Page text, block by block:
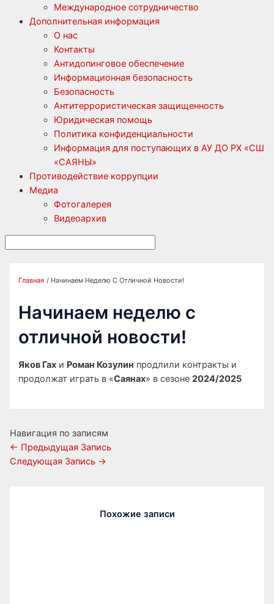
Международное сотрудничество
Дополнительная информация
О нас
Контакты
Антидопинговое обеспечение
Информационная безопасность
Безопасность
Антитеррористическая защищенность
Юридическая помощь
Политика конфиденциальности
Информация для поступающих в АУ ДО РХ «СШ
«САЯНЫ»
Противодействие коррупции
Медиа
Фотогалерея
Видеоархив
Главная Начинаем Неделю С Отличной Новости!
Начинаем неделю с
отличной новости!
Яков Гах и Роман Козулин продлили контракты и
продолжат играть в «Саянах» в сезоне2024/2025
Навигация по записям
← Предыдущая Запись
Следующая Запись →
Похожие записи